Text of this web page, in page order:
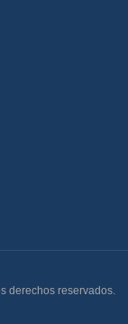
derechos reservados.